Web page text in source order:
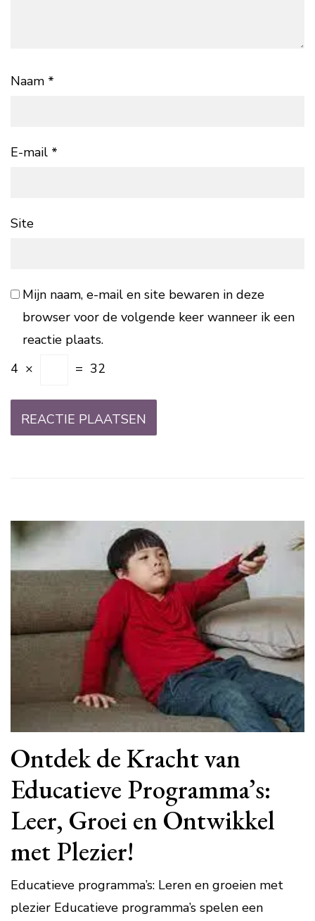
Naam *
E-mail *
Site
Mijn naam, e-mail en site bewaren in deze
browser voor de volgende keer wanneer ik een
reactie plaats.
4 × = 32
Ontdek de Kracht van
Educatieve Programma’s:
Leer, Groei en Ontwikkel
met Plezier!
Educatieve programma’s: Leren en groeien met
plezier Educatieve programma’s spelen een